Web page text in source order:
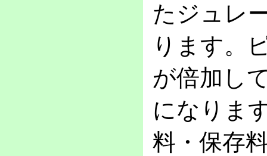
たジュレ
ります。
が倍加し
になりま
料・保存